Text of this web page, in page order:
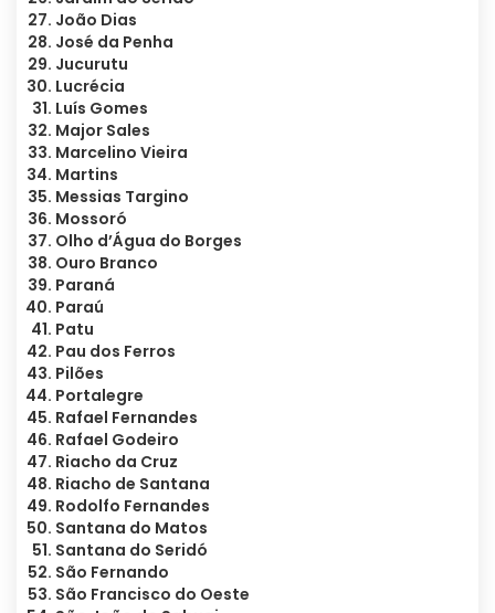
João Dias
José da Penha
Jucurutu
Lucrécia
Luís Gomes
Major Sales
Marcelino Vieira
Martins
Messias Targino
Mossoró
Olho d’Água do Borges
Ouro Branco
Paraná
Paraú
Patu
Pau dos Ferros
Pilões
Portalegre
Rafael Fernandes
Rafael Godeiro
Riacho da Cruz
Riacho de Santana
Rodolfo Fernandes
Santana do Matos
Santana do Seridó
São Fernando
São Francisco do Oeste